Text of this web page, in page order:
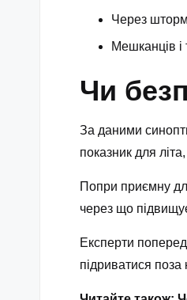
Через шторм
Мешканців і
Чи
За даними
показник для
Попри приємну
через що
Експерти
підриватися